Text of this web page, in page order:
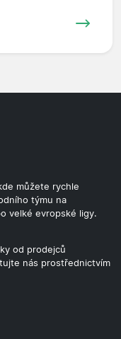
můžete rychle
týmu na
velké evropské ligy.
od prodejců
nás prostřednictvím